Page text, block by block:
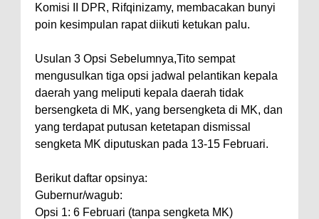
Komisi II DPR, Rifqinizamy, membacakan bunyi
poin kesimpulan rapat diikuti ketukan palu.
Usulan 3 Opsi Sebelumnya,Tito sempat
mengusulkan tiga opsi jadwal pelantikan kepala
daerah yang meliputi kepala daerah tidak
bersengketa di MK, yang bersengketa di MK, dan
yang terdapat putusan ketetapan dismissal
sengketa MK diputuskan pada 13-15 Februari.
Berikut daftar opsinya:
Gubernur/wagub:
Opsi 1: 6 Februari (tanpa sengketa MK)